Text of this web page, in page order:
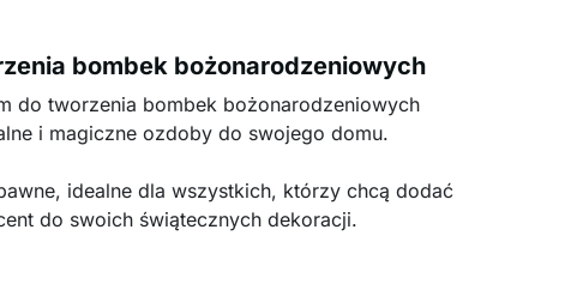
bombek bożonarodzeniowych
do tworzenia bombek bożonarodzeniowych
i magiczne ozdoby do swojego domu.
idealne dla wszystkich, którzy chcą dodać
do swoich świątecznych dekoracji.